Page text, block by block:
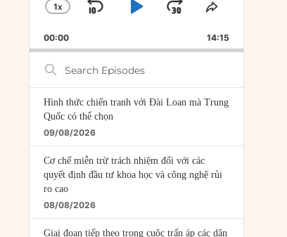
CHANGE
RATE
1X
SKIP
BACKWARD
PLAYJUMP
FORWARD
SHARE
EPISODE
00:00 14:15
Search
Episodes
Hình thức chiến tranh với Đài Loan mà Trung
Quốc có thể chọn
09/08/2026
Cơ chế miễn trừ trách nhiệm đối với các
quyết định đầu tư khoa học và công nghệ rủi
ro cao
08/08/2026
Giai đoạn tiếp theo trong cuộc trấn áp các dân